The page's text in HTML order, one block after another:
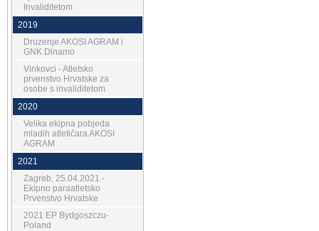
Invaliditetom
2019
Druzenje AKOSI AGRAM i
GNK Dinamo
Vinkovci - Atletsko
prvenstvo Hrvatske za
osobe s invaliditetom
2020
Velika ekipna pobjeda
mladih atletičara AKOSI
AGRAM
2021
Zagreb, 25.04.2021 -
Ekipno paraatletsko
Prvenstvo Hrvatske
2021 EP Bydgoszczu-
Poland